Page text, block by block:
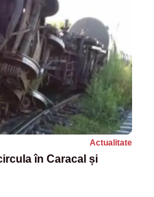
Actualitate
în Caracal și